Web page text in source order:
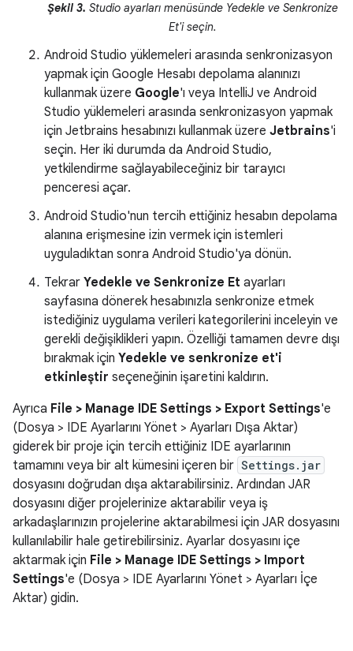
Şekil 3. Studio ayarları menüsünde Yedekle ve Senkronize
Et'i seçin.
Android Studio yüklemeleri arasında senkronizasyon
yapmak için Google Hesabı depolama alanınızı
kullanmak üzere Google'ı veya IntelliJ ve Android
Studio yüklemeleri arasında senkronizasyon yapmak
için Jetbrains hesabınızı kullanmak üzere Jetbrains'i
seçin. Her iki durumda da Android Studio,
yetkilendirme sağlayabileceğiniz bir tarayıcı
penceresi açar.
Android Studio'nun tercih ettiğiniz hesabın depolama
alanına erişmesine izin vermek için istemleri
uyguladıktan sonra Android Studio'ya dönün.
Tekrar Yedekle ve Senkronize Et ayarları
sayfasına dönerek hesabınızla senkronize etmek
istediğiniz uygulama verileri kategorilerini inceleyin ve
gerekli değişiklikleri yapın. Özelliği tamamen devre dışı
bırakmak için Yedekle ve senkronize et'i
etkinleştir seçeneğinin işaretini kaldırın.
Ayrıca File > Manage IDE Settings > Export Settings'e
(Dosya > IDE Ayarlarını Yönet > Ayarları Dışa Aktar)
giderek bir proje için tercih ettiğiniz IDE ayarlarının
tamamını veya bir alt kümesini içeren bir Settings.jar
dosyasını doğrudan dışa aktarabilirsiniz. Ardından JAR
dosyasını diğer projelerinize aktarabilir veya iş
arkadaşlarınızın projelerine aktarabilmesi için JAR dosyasını
kullanılabilir hale getirebilirsiniz. Ayarlar dosyasını içe
aktarmak için File > Manage IDE Settings > Import
Settings'e (Dosya > IDE Ayarlarını Yönet > Ayarları İçe
Aktar) gidin.